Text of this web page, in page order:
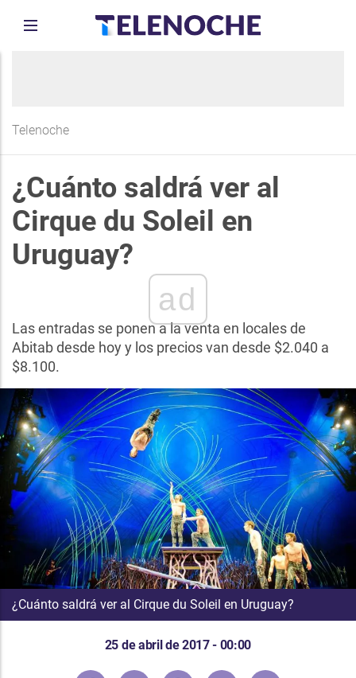
Telenoche
¿Cuánto saldrá ver al
Cirque du Soleil en
Uruguay?
ad
Las entradas se ponen a la venta en locales de
Abitab desde hoy y los precios van desde $2.040 a
$8.100.
¿Cuánto saldrá ver al Cirque du Soleil en Uruguay?
25 de abril de 2017 - 00:00